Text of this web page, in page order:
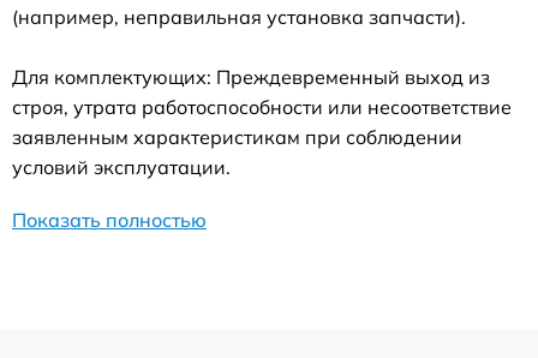
(например, неправильная установка запчасти).
Для комплектующих: Преждевременный выход из
строя, утрата работоспособности или несоответствие
заявленным характеристикам при соблюдении
условий эксплуатации.
Показать полностью